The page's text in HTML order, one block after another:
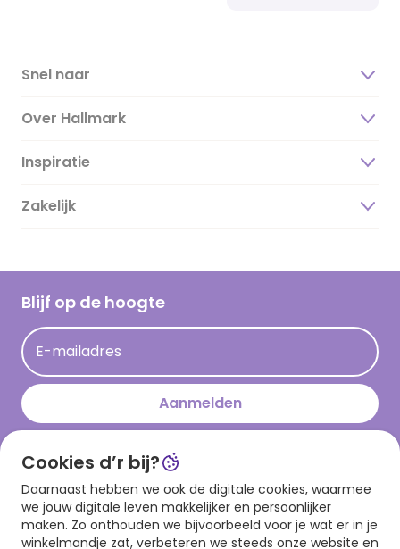
Snel naar
Over Hallmark
Over ons
Duurzaamheid
Hallmark Kaartclub
Acties
Persberichten
Hallmark en Kinderpostzegels
Inspiratie
Magazine
Cadeau inspiratie
Kaartinspiratie
Zakelijk
Blijf op de hoogte
E-mailadres
Aanmelden
Download onze app
Cookies d’r bij?
Daarnaast hebben we ook de digitale cookies, waarmee
we jouw digitale leven makkelijker en persoonlijker
maken. Zo onthouden we bijvoorbeeld voor je wat er in je
winkelmandje zat, verbeteren we steeds onze website en